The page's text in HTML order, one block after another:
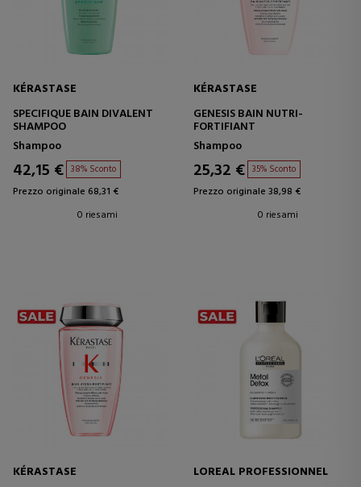
KÉRASTASE
SPECIFIQUE BAIN DIVALENT
SHAMPOO
Shampoo
42,15 € 38% Sconto
Prezzo originale 68,31 €
0 riesami
KÉRASTASE
GENESIS BAIN NUTRI-
FORTIFIANT
Shampoo
25,32 € 35% Sconto
Prezzo originale 38,98 €
0 riesami
KÉRASTASE
LOREAL PROFESSIONNEL